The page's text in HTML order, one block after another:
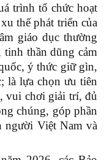
trình tổ chức hoạt
thế phát triển của
giáo dục thường
thần dũng cảm
ý thức giữ gìn,
là lựa chọn ưu tiên
vui chơi giải trí, đủ
chúng, góp phần
người Việt Nam và